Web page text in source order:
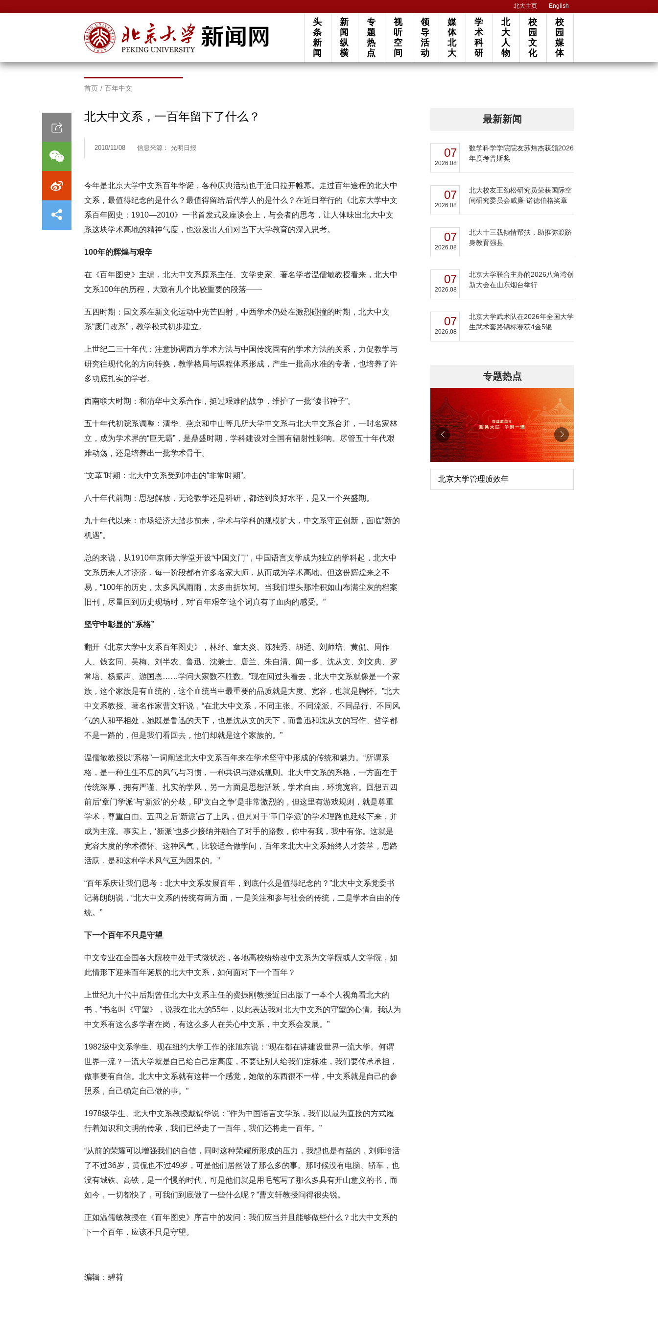
北大主页 English
头
条
新
闻
新
闻
纵
横
专
题
热
点
视
听
空
间
领
导
活
动
媒
体
北
大
学
术
科
研
北
大
人
物
校
园
文
化
校
园
媒
体
首页 / 百年中文
北大中文系，一百年留下了什么？
2010/11/08 信息来源： 光明日报
今年是北京大学中文系百年华诞，各种庆典活动也于近日拉开帷幕。走过百年途程的北大中
文系，最值得纪念的是什么？最值得留给后代学人的是什么？在近日举行的《北京大学中文
系百年图史：1910—2010》一书首发式及座谈会上，与会者的思考，让人体味出北大中文
系这块学术高地的精神气度，也激发出人们对当下大学教育的深入思考。
100年的辉煌与艰辛
在《百年图史》主编，北大中文系原系主任、文学史家、著名学者温儒敏教授看来，北大中
文系100年的历程，大致有几个比较重要的段落——
五四时期：国文系在新文化运动中光芒四射，中西学术仍处在激烈碰撞的时期，北大中文
系“废门改系”，教学模式初步建立。
上世纪二三十年代：注意协调西方学术方法与中国传统固有的学术方法的关系，力促教学与
研究往现代化的方向转换，教学格局与课程体系形成，产生一批高水准的专著，也培养了许
多功底扎实的学者。
西南联大时期：和清华中文系合作，挺过艰难的战争，维护了一批“读书种子”。
五十年代初院系调整：清华、燕京和中山等几所大学中文系与北大中文系合并，一时名家林
立，成为学术界的“巨无霸”，是鼎盛时期，学科建设对全国有辐射性影响。尽管五十年代艰
难动荡，还是培养出一批学术骨干。
“文革”时期：北大中文系受到冲击的“非常时期”。
八十年代前期：思想解放，无论教学还是科研，都达到良好水平，是又一个兴盛期。
九十年代以来：市场经济大踏步前来，学术与学科的规模扩大，中文系守正创新，面临“新的
机遇”。
总的来说，从1910年京师大学堂开设“中国文门”，中国语言文学成为独立的学科起，北大中
文系历来人才济济，每一阶段都有许多名家大师，从而成为学术高地。但这份辉煌来之不
易，“100年的历史，太多风风雨雨，太多曲折坎坷。当我们埋头那堆积如山布满尘灰的档案
旧刊，尽量回到历史现场时，对‘百年艰辛’这个词真有了血肉的感受。”
坚守中彰显的“系格”
翻开《北京大学中文系百年图史》，林纾、章太炎、陈独秀、胡适、刘师培、黄侃、周作
人、钱玄同、吴梅、刘半农、鲁迅、沈兼士、唐兰、朱自清、闻一多、沈从文、刘文典、罗
常培、杨振声、游国恩……学问大家数不胜数。“现在回过头看去，北大中文系就像是一个家
族，这个家族是有血统的，这个血统当中最重要的品质就是大度、宽容，也就是胸怀。”北大
中文系教授、著名作家曹文轩说，“在北大中文系，不同主张、不同流派、不同品行、不同风
气的人和平相处，她既是鲁迅的天下，也是沈从文的天下，而鲁迅和沈从文的写作、哲学都
不是一路的，但是我们看回去，他们却就是这个家族的。”
温儒敏教授以“系格”一词阐述北大中文系百年来在学术坚守中形成的传统和魅力。“所谓系
格，是一种生生不息的风气与习惯，一种共识与游戏规则。北大中文系的系格，一方面在于
传统深厚，拥有严谨、扎实的学风，另一方面是思想活跃，学术自由，环境宽容。回想五四
前后‘章门学派’与‘新派’的分歧，即‘文白之争’是非常激烈的，但这里有游戏规则，就是尊重
学术，尊重自由。五四之后‘新派’占了上风，但其对手‘章门学派’的学术理路也延续下来，并
成为主流。事实上，‘新派’也多少接纳并融合了对手的路数，你中有我，我中有你。这就是
宽容大度的学术襟怀。这种风气，比较适合做学问，百年来北大中文系始终人才荟萃，思路
活跃，是和这种学术风气互为因果的。”
“百年系庆让我们思考：北大中文系发展百年，到底什么是值得纪念的？”北大中文系党委书
记蒋朗朗说，“北大中文系的传统有两方面，一是关注和参与社会的传统，二是学术自由的传
统。”
下一个百年不只是守望
中文专业在全国各大院校中处于式微状态，各地高校纷纷改中文系为文学院或人文学院，如
此情形下迎来百年诞辰的北大中文系，如何面对下一个百年？
上世纪九十代中后期曾任北大中文系主任的费振刚教授近日出版了一本个人视角看北大的
书，“书名叫《守望》，说我在北大的55年，以此表达我对北大中文系的守望的心情。我认为
中文系有这么多学者在岗，有这么多人在关心中文系，中文系会发展。”
1982级中文系学生、现在纽约大学工作的张旭东说：“现在都在讲建设世界一流大学。何谓
世界一流？一流大学就是自己给自己定高度，不要让别人给我们定标准，我们要传承承担，
做事要有自信。北大中文系就有这样一个感觉，她做的东西很不一样，中文系就是自己的参
照系，自己确定自己做的事。”
1978级学生、北大中文系教授戴锦华说：“作为中国语言文学系，我们以最为直接的方式履
行着知识和文明的传承，我们已经走了一百年，我们还将走一百年。”
“从前的荣耀可以增强我们的自信，同时这种荣耀所形成的压力，我想也是有益的，刘师培活
了不过36岁，黄侃也不过49岁，可是他们居然做了那么多的事。那时候没有电脑、轿车，也
没有城铁、高铁，是一个慢的时代，可是他们就是用毛笔写了那么多具有开山意义的书，而
如今，一切都快了，可我们到底做了一些什么呢？”曹文轩教授问得很尖锐。
正如温儒敏教授在《百年图史》序言中的发问：我们应当并且能够做些什么？北大中文系的
下一个百年，应该不只是守望。
编辑：碧荷
最新新闻
07
2026.08
数学科学学院院友苏炜杰获颁2026
年度考普斯奖
07
2026.08
北大校友王劲松研究员荣获国际空
间研究委员会威廉·诺德伯格奖章
07
2026.08
北大十三载倾情帮扶，助推弥渡跻
身教育强县
07
2026.08
北京大学联合主办的2026八角湾创
新大会在山东烟台举行
07
2026.08
北京大学武术队在2026年全国大学
生武术套路锦标赛获4金5银
专题热点
深切缅怀李政道先生 北京大学管理质效年